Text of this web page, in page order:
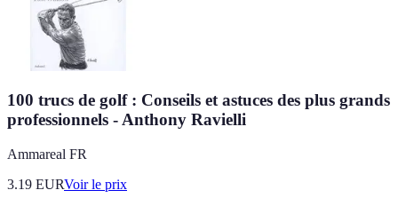
100 trucs de golf : Conseils et astuces des plus grands
professionnels - Anthony Ravielli
Ammareal FR
3.19 EURVoir le prix